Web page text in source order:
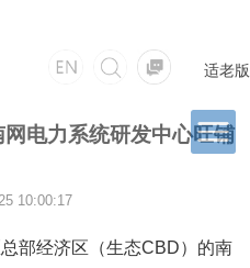
适老版
电力系统研发中心旺铺
10:00:17
部经济区（生态CBD）的南